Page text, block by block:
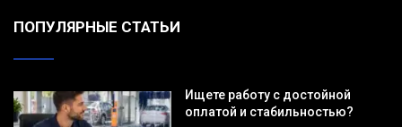
ПОПУЛЯРНЫЕ СТАТЬИ
Ищете работу с достойной
оплатой и стабильностью?